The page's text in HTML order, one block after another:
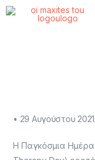
• 29 Αυγούστου 2021
Η Παγκόσμια